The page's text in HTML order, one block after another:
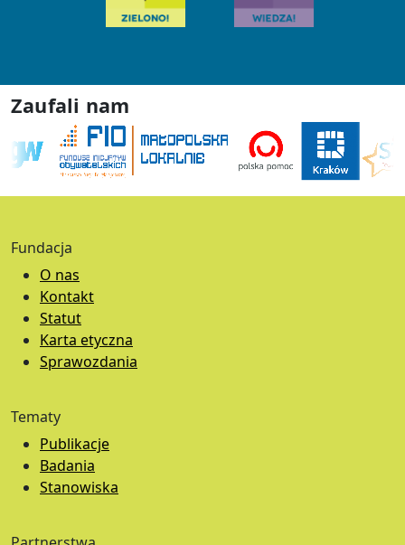
Zaufali nam
Fundacja
O nas
Kontakt
Statut
Karta etyczna
Sprawozdania
Tematy
Publikacje
Badania
Stanowiska